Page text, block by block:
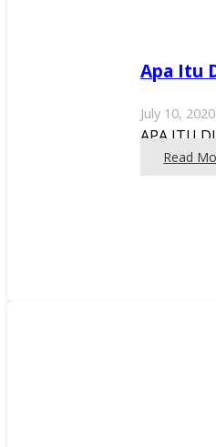
Apa Itu
July 10, 2020
APA ITU
Read